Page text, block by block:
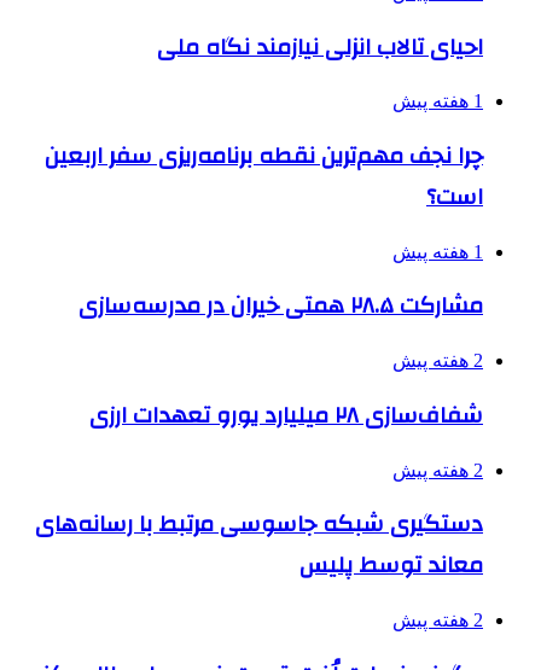
احیای تالاب انزلی نیازمند نگاه ملی
1 هفته پیش
چرا نجف مهم‌ترین نقطه برنامه‌ریزی سفر اربعین
است؟
1 هفته پیش
مشارکت ۲۸.۵ همتی خیران در مدرسه‌سازی
2 هفته پیش
شفاف‌سازی ۲۸ میلیارد یورو تعهدات ارزی
2 هفته پیش
دستگیری شبکه جاسوسی مرتبط با رسانه‌های
معاند توسط پلیس
2 هفته پیش